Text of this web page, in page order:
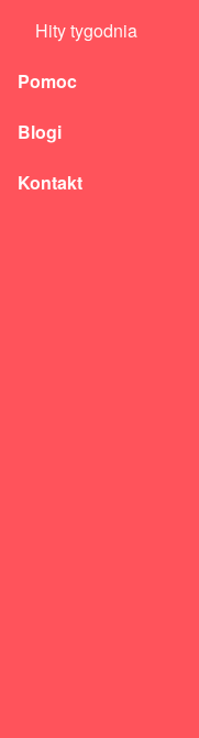
Hity tygodnia
Pomoc
Blogi
Kontakt